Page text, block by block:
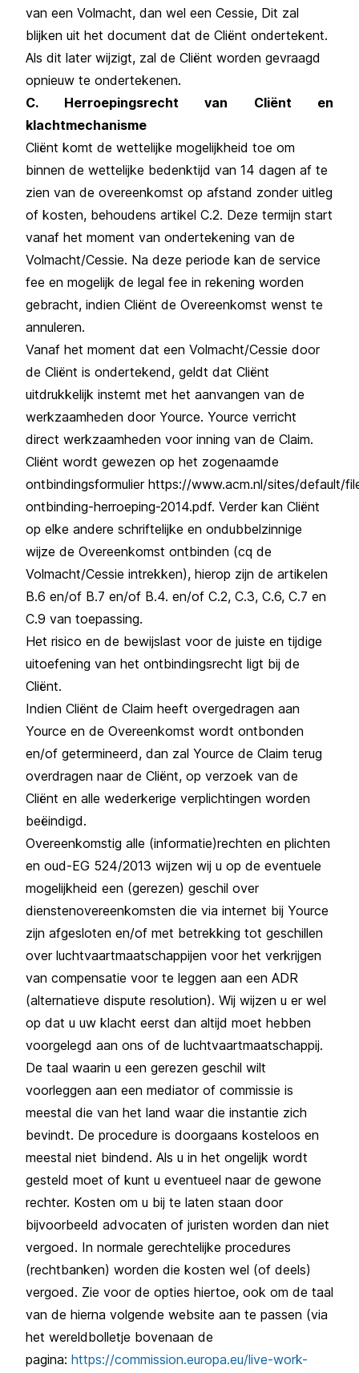
van een Volmacht, dan wel een Cessie, Dit zal
blijken uit het document dat de Cliënt ondertekent.
Als dit later wijzigt, zal de Cliënt worden gevraagd
opnieuw te ondertekenen.
C. Herroepingsrecht van Cliënt en
klachtmechanisme
Cliënt komt de wettelijke mogelijkheid toe om
binnen de wettelijke bedenktijd van 14 dagen af te
zien van de overeenkomst op afstand zonder uitleg
of kosten, behoudens artikel C.2. Deze termijn start
vanaf het moment van ondertekening van de
Volmacht/Cessie. Na deze periode kan de service
fee en mogelijk de legal fee in rekening worden
gebracht, indien Cliënt de Overeenkomst wenst te
annuleren.
Vanaf het moment dat een Volmacht/Cessie door
de Cliënt is ondertekend, geldt dat Cliënt
uitdrukkelijk instemt met het aanvangen van de
werkzaamheden door Yource. Yource verricht
direct werkzaamheden voor inning van de Claim.
Cliënt wordt gewezen op het zogenaamde
ontbindingsformulier https://www.acm.nl/sites/default/
ontbinding-herroeping-2014.pdf. Verder kan Cliënt
op elke andere schriftelijke en ondubbelzinnige
wijze de Overeenkomst ontbinden (cq de
Volmacht/Cessie intrekken), hierop zijn de artikelen
B.6 en/of B.7 en/of B.4. en/of C.2, C.3, C.6, C.7 en
C.9 van toepassing.
Het risico en de bewijslast voor de juiste en tijdige
uitoefening van het ontbindingsrecht ligt bij de
Cliënt.
Indien Cliënt de Claim heeft overgedragen aan
Yource en de Overeenkomst wordt ontbonden
en/of getermineerd, dan zal Yource de Claim terug
overdragen naar de Cliënt, op verzoek van de
Cliënt en alle wederkerige verplichtingen worden
beëindigd.
Overeenkomstig alle (informatie)rechten en plichten
en oud-EG 524/2013 wijzen wij u op de eventuele
mogelijkheid een (gerezen) geschil over
dienstenovereenkomsten die via internet bij Yource
zijn afgesloten en/of met betrekking tot geschillen
over luchtvaartmaatschappijen voor het verkrijgen
van compensatie voor te leggen aan een ADR
(alternatieve dispute resolution). Wij wijzen u er wel
op dat u uw klacht eerst dan altijd moet hebben
voorgelegd aan ons of de luchtvaartmaatschappij.
De taal waarin u een gerezen geschil wilt
voorleggen aan een mediator of commissie is
meestal die van het land waar die instantie zich
bevindt. De procedure is doorgaans kosteloos en
meestal niet bindend. Als u in het ongelijk wordt
gesteld moet of kunt u eventueel naar de gewone
rechter. Kosten om u bij te laten staan door
bijvoorbeeld advocaten of juristen worden dan niet
vergoed. In normale gerechtelijke procedures
(rechtbanken) worden die kosten wel (of deels)
vergoed. Zie voor de opties hiertoe, ook om de taal
van de hierna volgende website aan te passen (via
het wereldbolletje bovenaan de
pagina: https://commission.europa.eu/live-work-